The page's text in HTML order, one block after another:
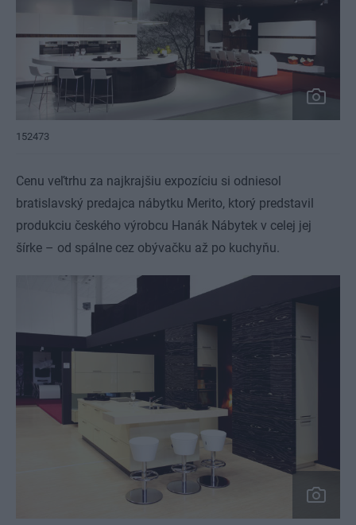
152473
Cenu veľtrhu za najkrajšiu expozíciu si odniesol
bratislavský predajca nábytku Merito, ktorý predstavil
produkciu českého výrobcu Hanák Nábytek v celej jej
šírke – od spálne cez obývačku až po kuchyňu.